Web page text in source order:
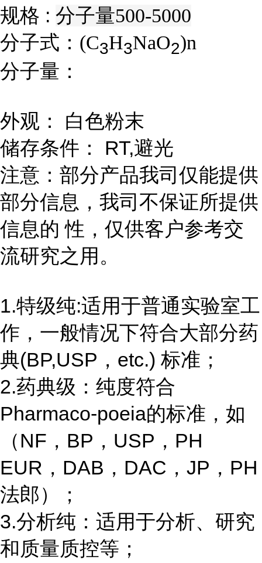
规格 : 分子量500-5000
分子式： (C3H3NaO2)n
分子量：
外观： 白色粉末
储存条件： RT,避光
注意：部分产品我司仅能提供
部分信息，我司不保证所提供
信息的 性，仅供客户参考交
流研究之用。
1.特级纯:适用于普通实验室工
作，一般情况下符合大部分药
典(BP,USP，etc.) 标准；
2.药典级：纯度符合
Pharmaco-poeia的标准，如
（NF，BP，USP，PH
EUR，DAB，DAC，JP，PH
法郎）；
3.分析纯：适用于分析、研究
和质量质控等；